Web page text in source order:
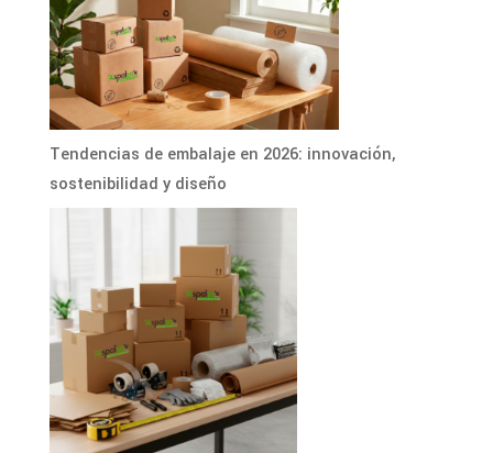
Tendencias de embalaje en 2026: innovación,
sostenibilidad y diseño